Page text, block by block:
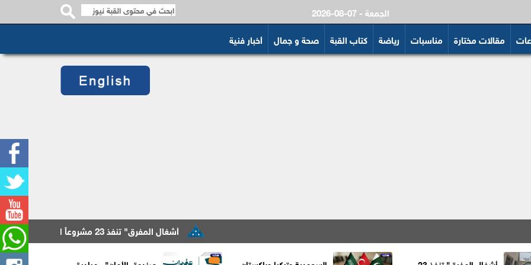
2026-08-07 - الجمعة
مقالات مختارة مناسبات رياضة كتاب القبة صحة و جمال أخبار فنية
أشغال المفرق" تنفذ 23 مشروعاً لطرق المحافظة بكلفة 850 ألف دينار